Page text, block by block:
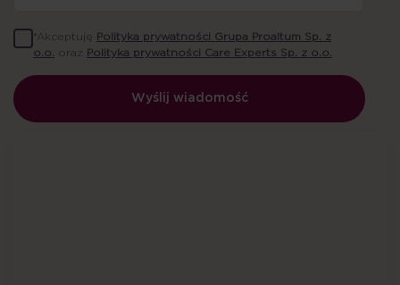
*Akceptuję
Polityka prywatności Grupa Proaltum Sp. z
o.o.
oraz Polityka prywatności Care Experts Sp. z o.o.